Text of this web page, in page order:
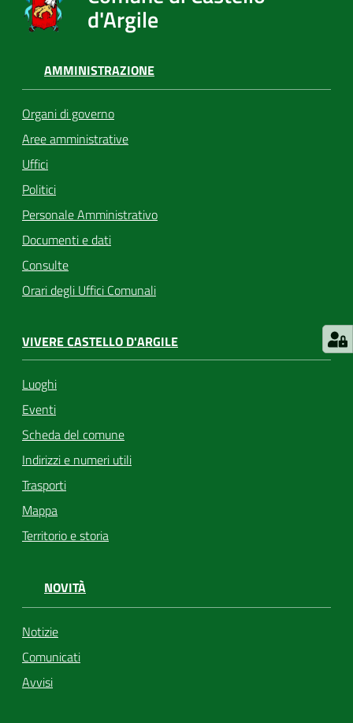
d'Argile
AMMINISTRAZIONE
Organi di governo
Aree amministrative
Uffici
Politici
Personale Amministrativo
Documenti e dati
Consulte
Orari degli Uffici Comunali
VIVERE CASTELLO D'ARGILE
Luoghi
Eventi
Scheda del comune
Indirizzi e numeri utili
Trasporti
Mappa
Territorio e storia
NOVITÀ
Notizie
Comunicati
Avvisi